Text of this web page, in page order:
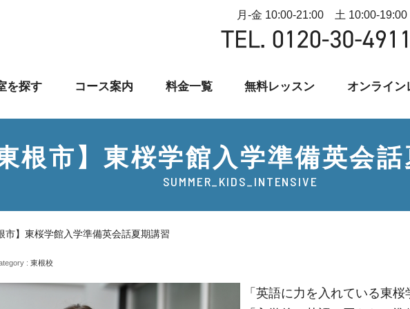
月-金 10:00-21:00 土 10:00-19:00
を探す コース案内 料金一覧 無料レッスン オンライン
東根市】東桜学館入学準備英会
SUMMER_KIDS_INTENSIVE
市】東桜学館入学準備英会話夏期講習
: 東根校
「英語に力を入れている東桜